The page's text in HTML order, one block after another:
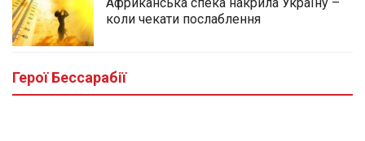
коли чекати послаблення
Герої Бессарабії
У центральному сквері Болграда
облаштовують Алею Слави полеглих
Героїв громади
03.08.2026